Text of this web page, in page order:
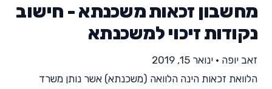
מחשבון זכאות משכנתא - חישוב
נקודות זיכוי למשכנתא
זאב יופה • ינואר 15, 2019
הלוואת זכאות הינה הלוואה (משכנתא) אשר נותן משרד